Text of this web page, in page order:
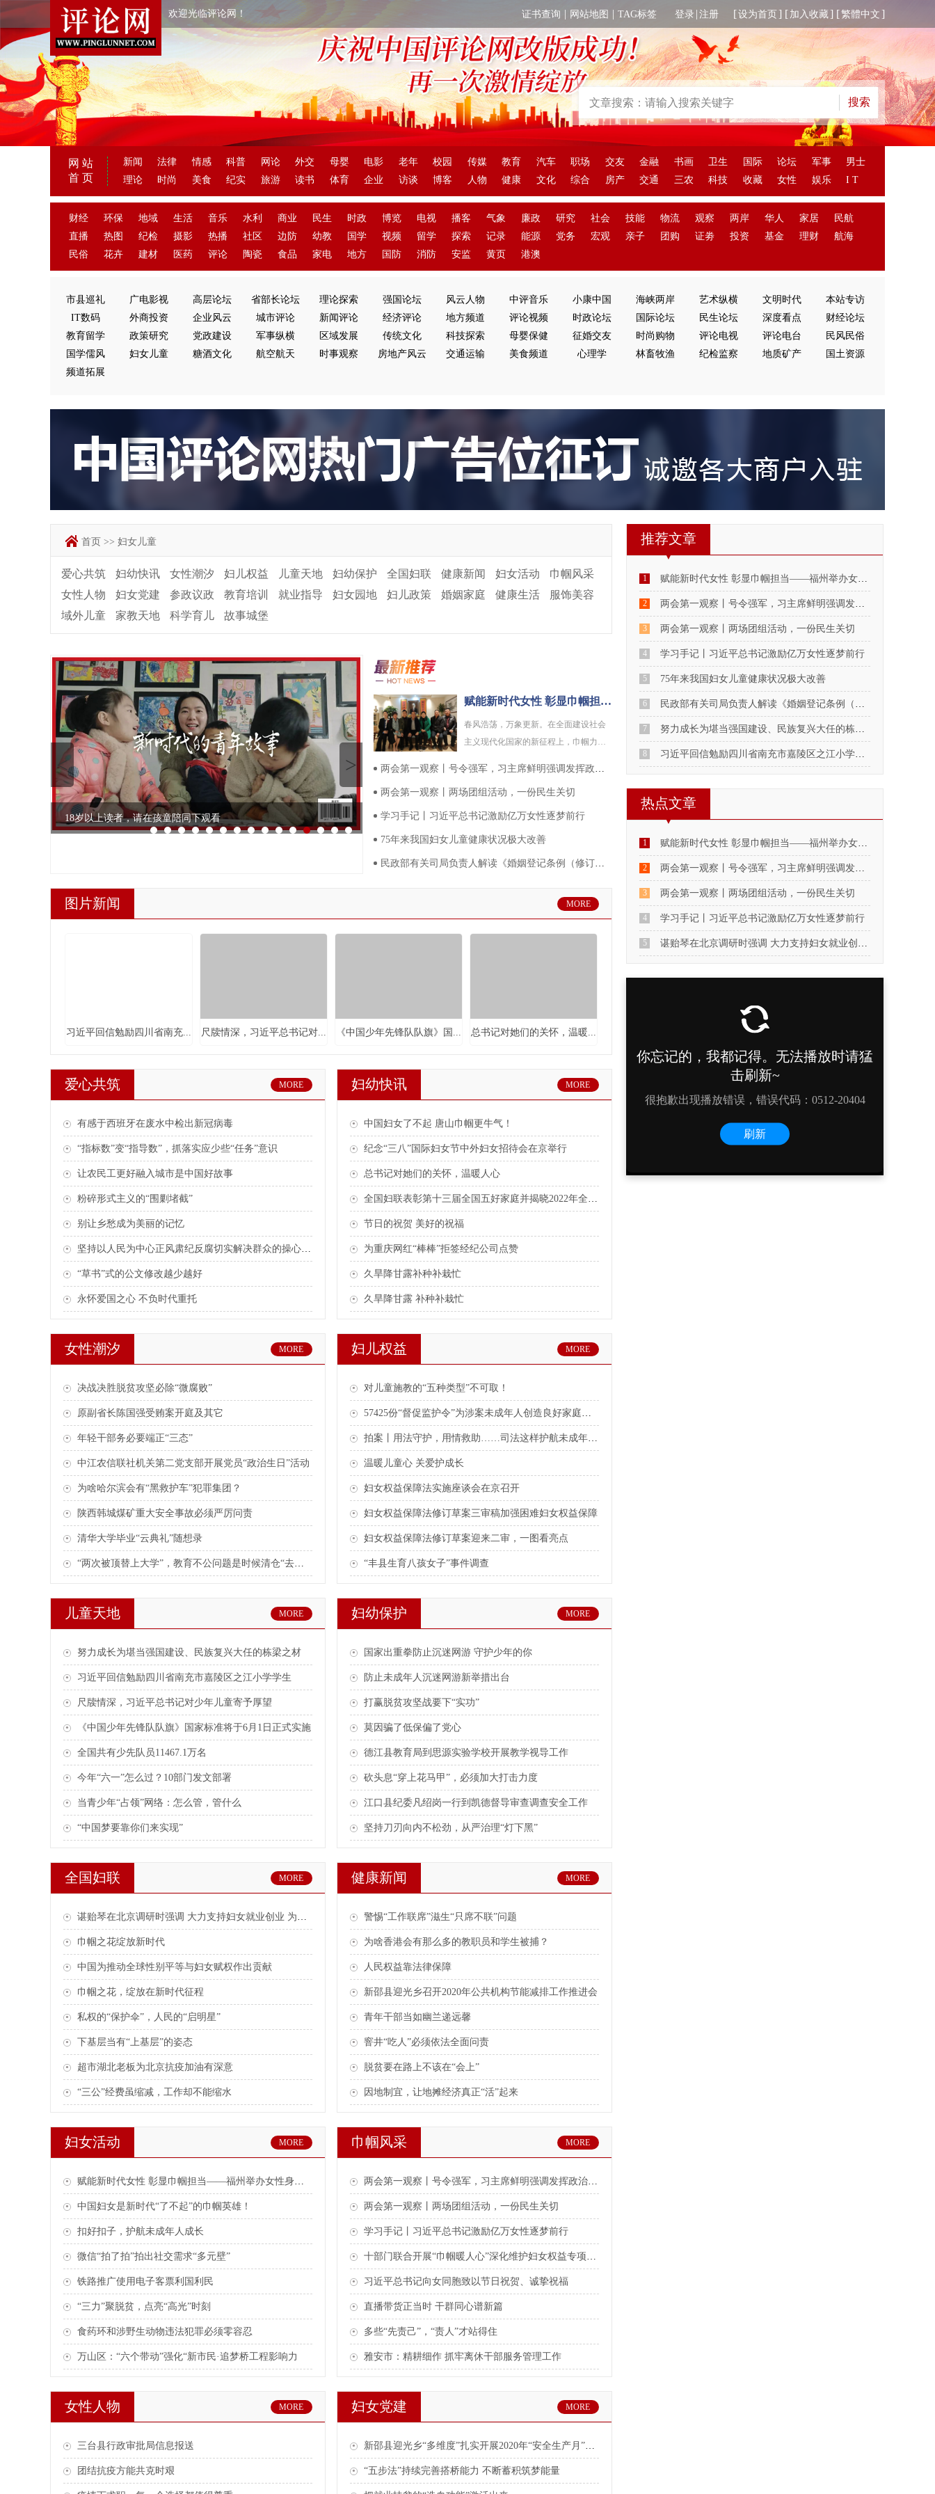
欢迎光临评论网！ 证书查询 | 网站地图 | TAG标签 登录 | 注册 [设为首页 ] [ 加入收藏] [繁體中文 ]
网 站
首 页
新闻 法律 情感 科普 网论 外交 母婴 电影 老年 校园 传媒 教育 汽车 职场 交友 金融 书画 卫生 国际 论坛 军事
男士
理论
时尚 美食 纪实 旅游 读书 体育 企业 访谈 博客 人物 健康 文化 综合 房产 交通 三农 科技 收藏 女性 娱乐 I T
财经 环保 地域 生活 音乐 水利 商业 民生 时政 博览 电视 播客 气象 廉政 研究 社会 技能 物流 观察 两岸 华人 家居
民航
直播
热图 纪检 摄影 热播 社区 边防 幼教 国学 视频 留学 探索 记录 能源 党务 宏观 亲子 团购 证劵 投资 基金 理财
航海
民俗
花卉 建材 医药 评论 陶瓷 食品 家电 地方 国防 消防 安监 黄页 港澳
市县巡礼 广电影视 高层论坛 省部长论坛 理论探索 强国论坛 风云人物 中评音乐 小康中国 海峡两岸 艺术纵横 文明时代
本站专访
IT数码
外商投资 企业风云 城市评论 新闻评论 经济评论 地方频道 评论视频 时政论坛 国际论坛 民生论坛 深度看点
财经论坛
教育留学
政策研究 党政建设 军事纵横 区域发展 传统文化 科技探索 母婴保健 征婚交友 时尚购物 评论电视 评论电台
民风民俗
国学儒风
妇女儿童 糖酒文化 航空航天 时事观察 房地产风云 交通运输 美食频道 心理学 林畜牧渔 纪检监察 地质矿产
国土资源
频道拓展
首页 >> 妇女儿童
爱心共筑 妇幼快讯 女性潮汐 妇儿权益 儿童天地 妇幼保护 全国妇联 健康新闻 妇女活动
巾帼风采
女性人物
妇女党建 参政议政 教育培训 就业指导 妇女园地 妇儿政策 婚姻家庭 健康生活
服饰美容
域外儿童
家教天地 科学育儿 故事城堡
18岁以上读者，请在孩童陪同下观看
< >
赋能新时代女性 彰显巾帼担当——福州举办女性身心赋能与志愿服务示范活动
春风浩荡，万象更新。在全面建设社会
主义现代化国家的新征程上，巾帼力量
两会第一观察丨号令强军，习主席鲜明强调发挥政治建军特有优势
两会第一观察丨两场团组活动，一份民生关切
学习手记丨习近平总书记激励亿万女性逐梦前行
75年来我国妇女儿童健康状况极大改善
民政部有关司局负责人解读《婚姻登记条例（修订草案征求意见稿）
图片新闻 MORE
习近平回信勉励四川省南充... 尺牍情深，习近平总书记对...
赋能新时代女性 彰显巾帼... 学习手记丨习近平总书记激...
习近平回信勉励四川省南充... 尺牍情深，习近平总书记对... 《中国少年先锋队队旗》国... 总书记对她们的关怀，温暖...
赋能新时代女性 彰显巾帼... 两会第一观察丨号令强军，... 两会第一观察丨两场团组活... 学习手记丨习近平总书记激...
爱心共筑 MORE
有感于西班牙在废水中检出新冠病毒
“指标数”变“指导数”，抓落实应少些“任务”意识
让农民工更好融入城市是中国好故事
粉碎形式主义的“围剿堵截”
别让乡愁成为美丽的记忆
坚持以人民为中心正风肃纪反腐切实解决群众的操心事烦心事揪心事
“草书”式的公文修改越少越好
永怀爱国之心 不负时代重托
妇幼快讯 MORE
中国妇女了不起 唐山巾帼更牛气！
纪念“三八”国际妇女节中外妇女招待会在京举行
总书记对她们的关怀，温暖人心
全国妇联表彰第十三届全国五好家庭并揭晓2022年全国最美家庭
节日的祝贺 美好的祝福
为重庆网红“棒棒”拒签经纪公司点赞
久旱降甘露补种补栽忙
久旱降甘露 补种补栽忙
女性潮汐 MORE
决战决胜脱贫攻坚必除“微腐败”
原副省长陈国强受贿案开庭及其它
年轻干部务必要端正“三态”
中江农信联社机关第二党支部开展党员“政治生日”活动
为啥哈尔滨会有“黑救护车”犯罪集团？
陕西韩城煤矿重大安全事故必须严厉问责
清华大学毕业“云典礼”随想录
“两次被顶替上大学”，教育不公问题是时候清仓“去库存”
妇儿权益 MORE
对儿童施教的“五种类型”不可取！
57425份“督促监护令”为涉案未成年人创造良好家庭成长环境
拍案丨用法守护，用情救助……司法这样护航未成年人成长
温暖儿童心 关爱护成长
妇女权益保障法实施座谈会在京召开
妇女权益保障法修订草案三审稿加强困难妇女权益保障
妇女权益保障法修订草案迎来二审，一图看亮点
“丰县生育八孩女子”事件调查
儿童天地 MORE
努力成长为堪当强国建设、民族复兴大任的栋梁之材
习近平回信勉励四川省南充市嘉陵区之江小学学生
尺牍情深，习近平总书记对少年儿童寄予厚望
《中国少年先锋队队旗》国家标准将于6月1日正式实施
全国共有少先队员11467.1万名
今年“六一”怎么过？10部门发文部署
当青少年“占领”网络：怎么管，管什么
“中国梦要靠你们来实现”
妇幼保护 MORE
国家出重拳防止沉迷网游 守护少年的你
防止未成年人沉迷网游新举措出台
打赢脱贫攻坚战要下“实功”
莫因骗了低保偏了党心
德江县教育局到思源实验学校开展教学视导工作
砍头息“穿上花马甲”，必须加大打击力度
江口县纪委凡绍岗一行到凯德督导审查调查安全工作
坚持刀刃向内不松劲，从严治理“灯下黑”
全国妇联 MORE
谌贻琴在北京调研时强调 大力支持妇女就业创业 为高质量发展贡献巾帼力量
巾帼之花绽放新时代
中国为推动全球性别平等与妇女赋权作出贡献
巾帼之花，绽放在新时代征程
私权的“保护伞”，人民的“启明星”
下基层当有“上基层”的姿态
超市湖北老板为北京抗疫加油有深意
“三公”经费虽缩减，工作却不能缩水
健康新闻 MORE
警惕“工作联席”滋生“只席不联”问题
为啥香港会有那么多的教职员和学生被捕？
人民权益靠法律保障
新邵县迎光乡召开2020年公共机构节能减排工作推进会
青年干部当如幽兰递远馨
窨井“吃人”必须依法全面问责
脱贫要在路上不该在“会上”
因地制宜，让地摊经济真正“活”起来
妇女活动 MORE
赋能新时代女性 彰显巾帼担当——福州举办女性身心赋能与志愿服务示范活动
中国妇女是新时代“了不起”的巾帼英雄！
扣好扣子，护航未成年人成长
微信“拍了拍”拍出社交需求“多元壁”
铁路推广使用电子客票利国利民
“三力”聚脱贫，点亮“高光”时刻
食药环和涉野生动物违法犯罪必须零容忍
万山区：“六个带动”强化“新市民·追梦桥工程影响力
巾帼风采 MORE
两会第一观察丨号令强军，习主席鲜明强调发挥政治建军特有优势
两会第一观察丨两场团组活动，一份民生关切
学习手记丨习近平总书记激励亿万女性逐梦前行
十部门联合开展“巾帼暖人心”深化维护妇女权益专项活动
习近平总书记向女同胞致以节日祝贺、诚挚祝福
直播带货正当时 干群同心谱新篇
多些“先责己”，“责人”才站得住
雅安市：精耕细作 抓牢离休干部服务管理工作
女性人物 MORE
三台县行政审批局信息报送
团结抗疫方能共克时艰
妇女党建 MORE
新邵县迎光乡“多维度”扎实开展2020年“安全生产月”活动
“五步法”持续完善搭桥能力 不断蓄积筑梦能量
推荐文章
1 赋能新时代女性 彰显巾帼担当——福州举办女性身心赋能与志愿服务示范活动
2 两会第一观察丨号令强军，习主席鲜明强调发挥政治建军特有优势
3 两会第一观察丨两场团组活动，一份民生关切
4 学习手记丨习近平总书记激励亿万女性逐梦前行
5 75年来我国妇女儿童健康状况极大改善
6 民政部有关司局负责人解读《婚姻登记条例（修订草案征求意见稿）
7 努力成长为堪当强国建设、民族复兴大任的栋梁之材
8 习近平回信勉励四川省南充市嘉陵区之江小学学生
热点文章
1 赋能新时代女性 彰显巾帼担当——福州举办女性身心赋能与志愿服务示范活动
2 两会第一观察丨号令强军，习主席鲜明强调发挥政治建军特有优势
3 两会第一观察丨两场团组活动，一份民生关切
4 学习手记丨习近平总书记激励亿万女性逐梦前行
5 谌贻琴在北京调研时强调 大力支持妇女就业创业 为高质量发展贡献巾帼力量